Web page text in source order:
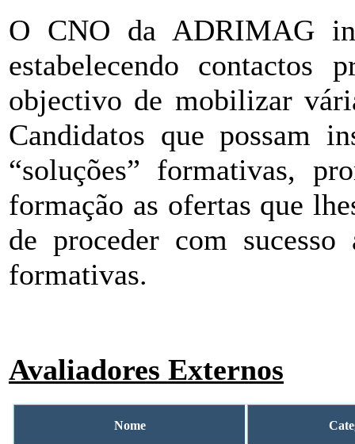
O CNO da ADRIMAG
estabelecendo
objectivo de mobilizar
Candidatos que possam
“soluções” formativas,
formação as ofertas que
de proceder com sucesso
formativas.
Avaliadores Externos
Nome